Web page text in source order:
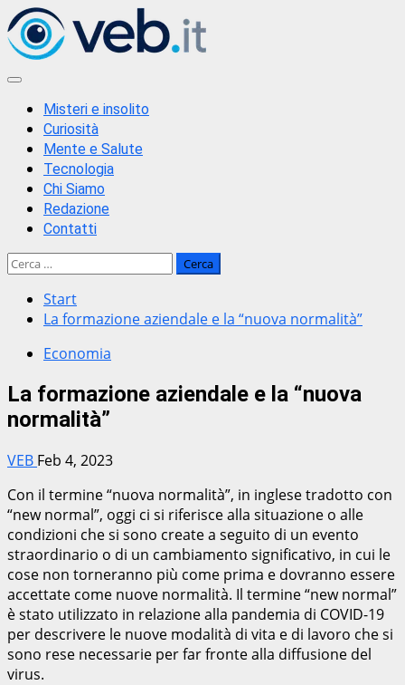
Zum
Inhalt
springen
Primäres
MenüMisteri e insolito
Curiosità
Mente e Salute
Tecnologia
Chi Siamo
Redazione
Contatti
Ricerca
Start
La formazione aziendale e la “nuova normalità”
Economia
La formazione aziendale e la “nuova
normalità”
VEB Feb 4, 2023
Con il termine “nuova normalità”, in inglese tradotto con
“new normal”, oggi ci si riferisce alla situazione o alle
condizioni che si sono create a seguito di un evento
straordinario o di un cambiamento significativo, in cui le
cose non torneranno più come prima e dovranno essere
accettate come nuove normalità. Il termine “new normal”
è stato utilizzato in relazione alla pandemia di COVID-19
per descrivere le nuove modalità di vita e di lavoro che si
sono rese necessarie per far fronte alla diffusione del
virus.